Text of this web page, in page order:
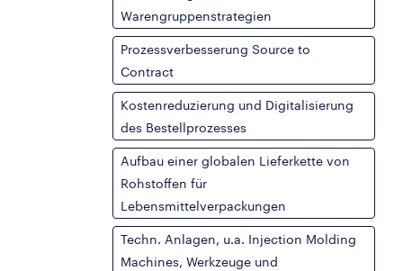
Warengruppenstrategien
Prozessverbesserung Source to
Contract
Kostenreduzierung und Digitalisierung
des Bestellprozesses
Aufbau einer globalen Lieferkette von
Rohstoffen für
Lebensmittelverpackungen
Techn. Anlagen, u.a. Injection Molding
Machines, Werkzeuge und